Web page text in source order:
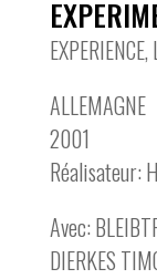
EXPERIENCE,
ALLEMAGNE
2001
Réalisateur:
Avec:
DIERKES